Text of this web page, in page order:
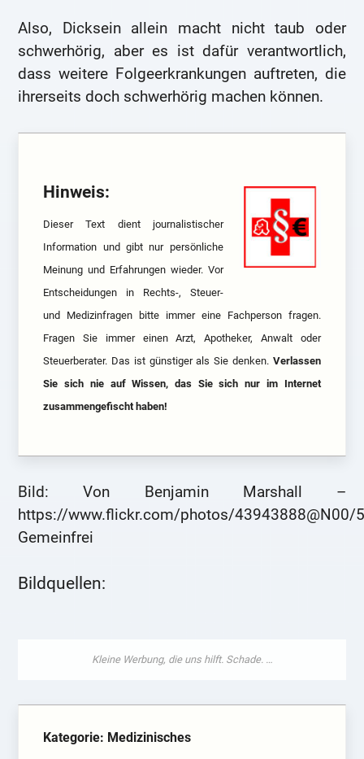
Also, Dicksein allein macht nicht taub oder
schwerhörig, aber es ist dafür verantwortlich,
dass weitere Folgeerkrankungen auftreten, die
ihrerseits doch schwerhörig machen können.
Hinweis:
Dieser Text dient journalistischer
Information und gibt nur persönliche
Meinung und Erfahrungen wieder. Vor
Entscheidungen in Rechts-, Steuer-
und Medizinfragen bitte immer eine Fachperson fragen.
Fragen Sie immer einen Arzt, Apotheker, Anwalt oder
Steuerberater. Das ist günstiger als Sie denken. Verlassen
Sie sich nie auf Wissen, das Sie sich nur im Internet
zusammengefischt haben!
Bild: Von Benjamin Marshall –
https://www.flickr.com/photos/43943888@N00/
Gemeinfrei
Bildquellen:
Kategorie: Medizinisches